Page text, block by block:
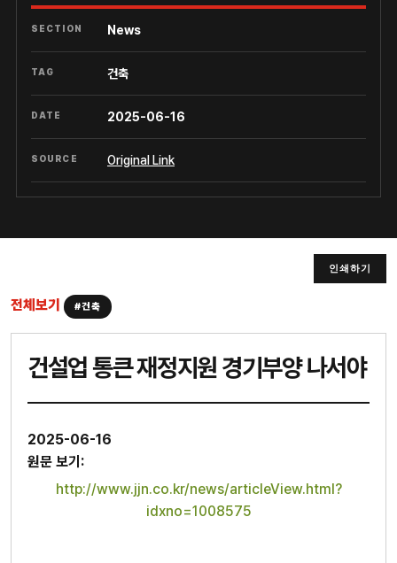
SECTION News
TAG 건축
DATE 2025-06-16
SOURCE Original Link
인쇄하기
전체보기 #건축
건설업 통큰 재정지원 경기부양 나서야
2025-06-16
원문 보기:
http://www.jjn.co.kr/news/articleView.html?
idxno=1008575